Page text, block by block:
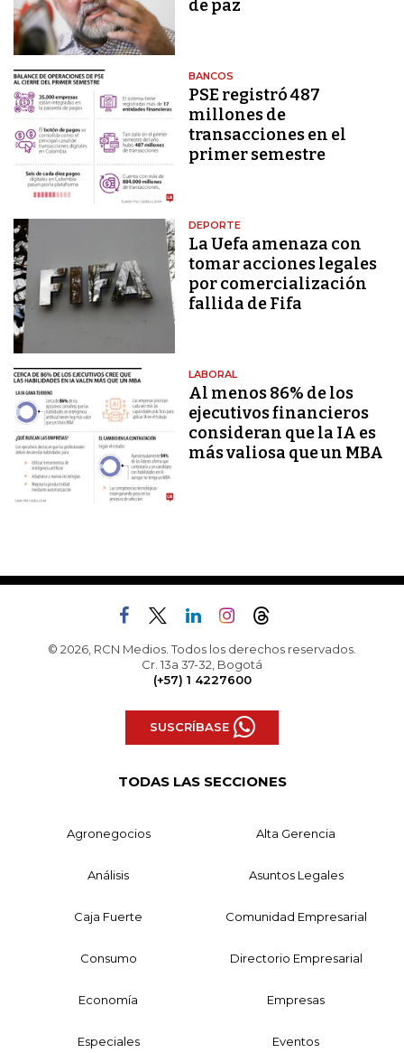
de paz
BANCOS
PSE registró 487
millones de
transacciones en el
primer semestre
DEPORTE
La Uefa amenaza con
tomar acciones legales
por comercialización
fallida de Fifa
LABORAL
Al menos 86% de los
ejecutivos financieros
consideran que la IA es
más valiosa que un MBA
© 2026, RCN Medios. Todos los derechos reservados.
Cr. 13a 37-32, Bogotá
(+57) 1 4227600
SUSCRÍBASE
TODAS LAS SECCIONES
Agronegocios Alta Gerencia
Análisis Asuntos Legales
Caja Fuerte Comunidad Empresarial
Consumo Directorio Empresarial
Economía Empresas
Especiales Eventos